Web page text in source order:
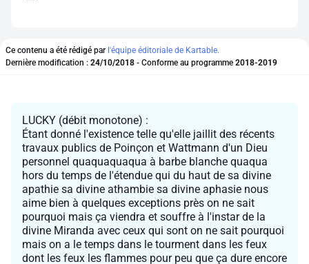
Ce contenu a été rédigé par l'équipe éditoriale de Kartable.
Dernière modification : 24/10/2018 - Conforme au programme 2018-2019
LUCKY (débit monotone) :
Étant donné l'existence telle qu'elle jaillit des récents
travaux publics de Poinçon et Wattmann d'un Dieu
personnel quaquaquaqua à barbe blanche quaqua
hors du temps de l'étendue qui du haut de sa divine
apathie sa divine athambie sa divine aphasie nous
aime bien à quelques exceptions près on ne sait
pourquoi mais ça viendra et souffre à l'instar de la
divine Miranda avec ceux qui sont on ne sait pourquoi
mais on a le temps dans le tourment dans les feux
dont les feux les flammes pour peu que ça dure encore